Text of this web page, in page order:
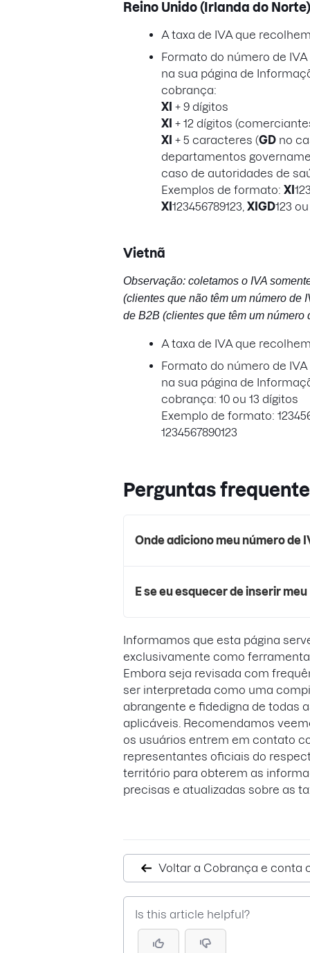
Reino Unido (Irlanda do Norte)
A taxa de IVA que
Formato do número de
na sua página de
cobrança:
XI + 9 dígitos
XI + 12 dígitos
XI + 5 caracteres (GD no
departamentos
caso de autoridades de
Exemplos de formato: XI
XI 123456789123, XIGD123
Vietnã
Observação: coletamos o IVA
(clientes que não têm um número de
de B2B (clientes que têm um número
A taxa de IVA que
Formato do número de
na sua página de
cobrança: 10 ou 13 dígitos
Exemplo de formato:
1234567890123
Perguntas
Onde adiciono meu número de
E se eu esquecer de inserir meu
Informamos que esta página
exclusivamente como
Embora seja revisada com
ser interpretada como uma
abrangente e fidedigna de todas
aplicáveis. Recomendamos
os usuários entrem em contato
representantes oficiais do
território para obterem as
precisas e atualizadas sobre as
Voltar a Cobrança e conta
Is this article helpful?